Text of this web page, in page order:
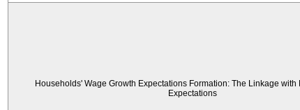
Households' Wage Growth Expectations Formation: The Linkage with
Expectations